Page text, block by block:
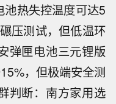
池热失控温度可达5
压测试，但低温环
弹匣电池三元锂版
，但极端安全测
判断：南方家用选